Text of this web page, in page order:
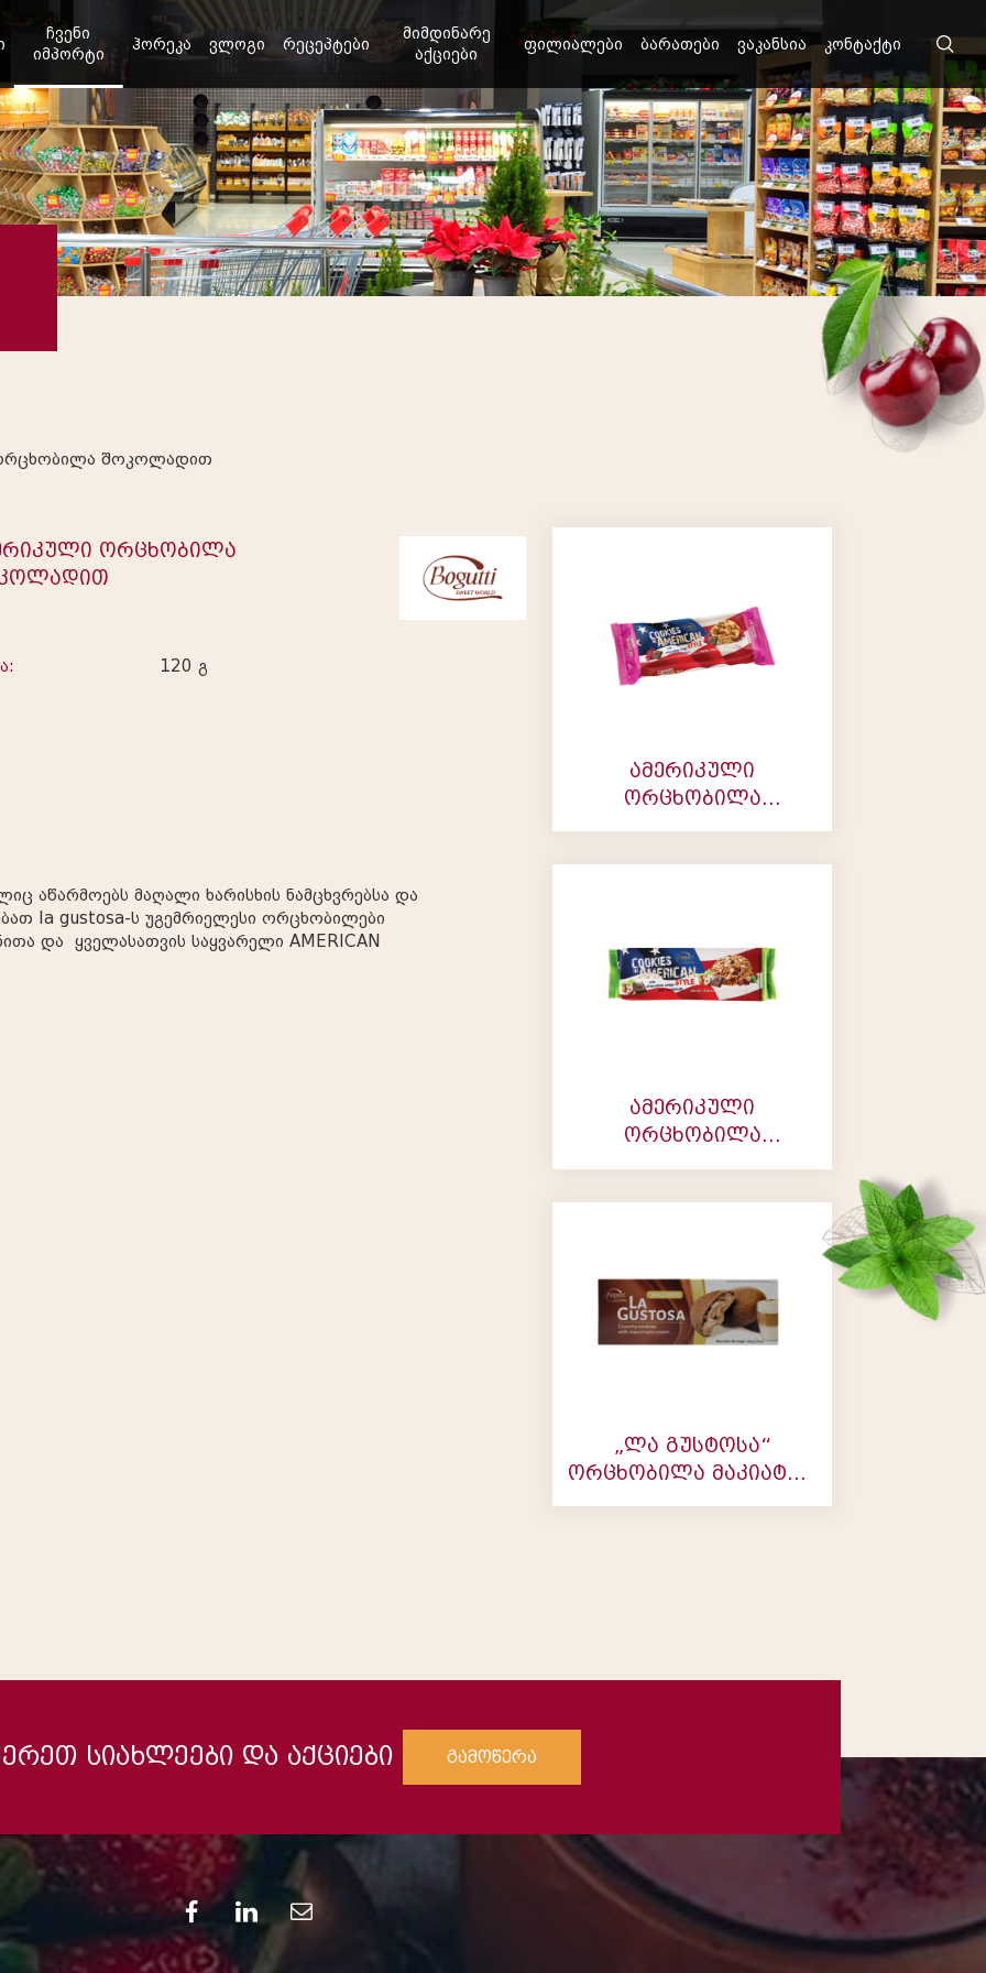
ჩვენი
იმპორტი
ჰორეკა ვლოგი რეცეპტები
მიმდინარე
აქციები
ფილიალები ბარათები ვაკანსია კონტაქტი
შოკოლადით
ორცხობილა
120 გ
აწარმოებს მაღალი ხარისხის ნამცხვრებსა და
la gustosa-ს უგემრიელესი ორცხობილები
და ყველასათვის საყვარელი AMERICAN
ამერიკული
ორცხობილა
ამერიკული
ორცხობილა
„ლა გუსტოსა“
ორცხობილა მაკიატოს
სიახლეები და აქციები გამოწერა